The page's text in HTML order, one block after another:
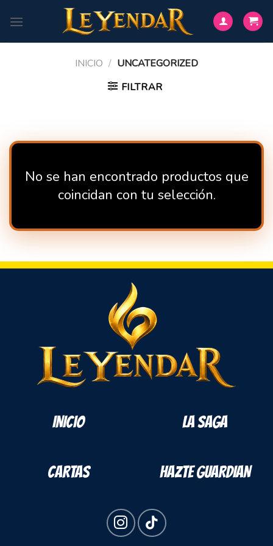
INICIO / UNCATEGORIZED
FILTRAR
No se han encontrado productos que
coincidan con tu selección.
INICIO LA SAGA
CARTAS HAZTE GUARDIAN